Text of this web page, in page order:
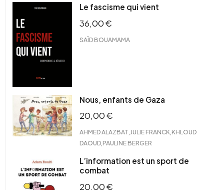
Le fascisme qui vient
36,00€
SAÏD BOUAMAMA
Nous, enfants de Gaza
20,00€
AHMED ALAZBAT,JULIE FRANCK,KHLOUD
DAOUD,PAULINE BERGER
L’information est un sport de
combat
20,00€